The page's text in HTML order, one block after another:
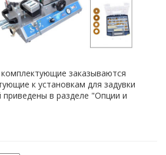
заказываются
к установкам для задувки
приведены в разделе "Опции и